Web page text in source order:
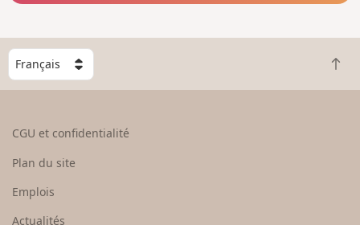
C
o
e
R
e
CGU et confidentialité
Plan du site
Emplois
Actualités